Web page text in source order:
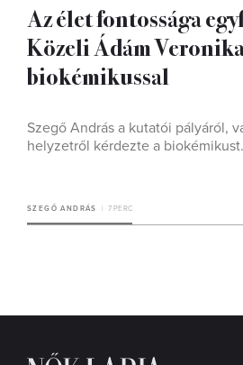
Az élet fontossága
Közeli Ádám
biokémikussal
Szegő András a kutatói pályáról,
helyzetről kérdezte a biokémikust.
SZEGŐ ANDRÁS 7 PERC